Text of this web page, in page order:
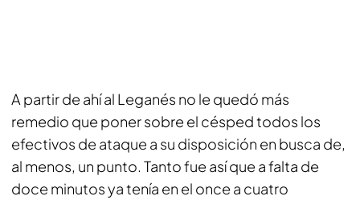
A partir de ahí al Leganés no le quedó más
remedio que poner sobre el césped todos los
efectivos de ataque a su disposición en busca de,
al menos, un punto. Tanto fue así que a falta de
doce minutos ya tenía en el once a cuatro